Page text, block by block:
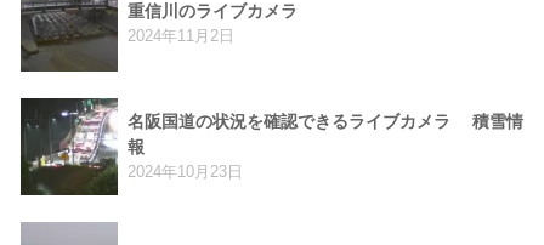
重信川のライブカメラ
2024年11月2日
名阪国道の状況を確認できるライブカメラ 積雪情
報
2024年10月23日